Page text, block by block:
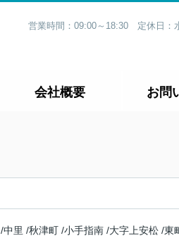
営業時間：09:00～18:30 定休日：
会社概要 お問
/中里 /秋津町 /小手指南 /大字上安松 /東